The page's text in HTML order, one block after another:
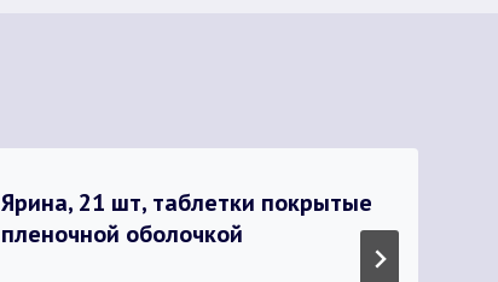
Ярина, 21 шт, таблетки покрытые
пленочной оболочкой